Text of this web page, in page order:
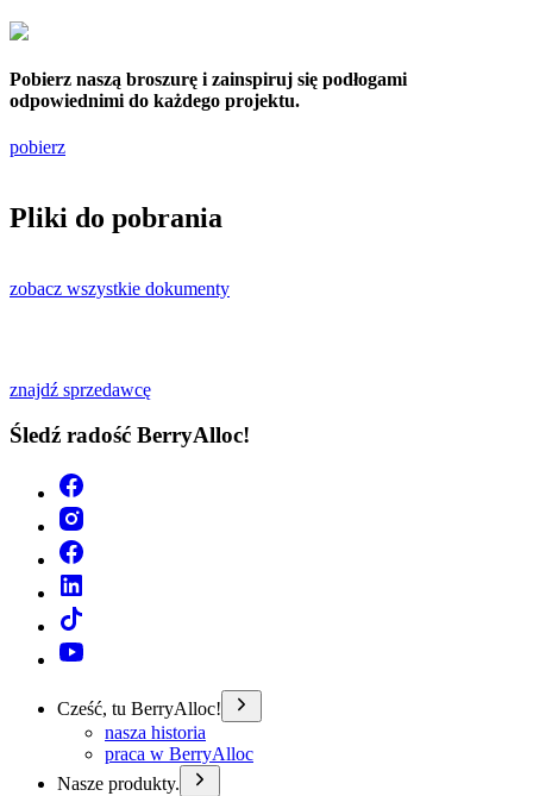
Pobierz naszą broszurę i zainspiruj się podłogami
odpowiednimi do każdego projektu.
pobierz
Pliki do pobrania
zobacz wszystkie dokumenty
znajdź sprzedawcę
Śledź radość BerryAlloc!
Cześć, tu BerryAlloc!
nasza historia
praca w BerryAlloc
Nasze produkty.